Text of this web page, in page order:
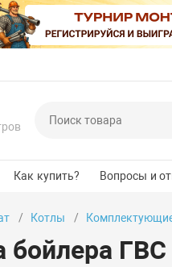
Как купить? Вопросы и
Котлы
бойлера ГВС